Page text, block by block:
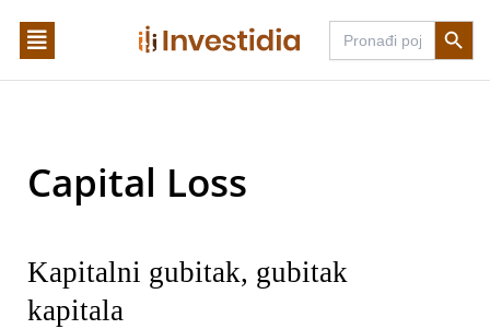
Search
for:
Search
Capital Loss
Kapitalni gubitak, gubitak
kapitala